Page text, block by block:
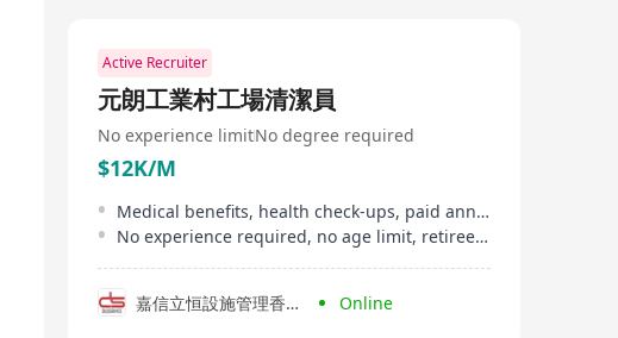
Active Recruiter
元朗工業村工場清潔員
No experience limitNo degree required
$12K/M
Medical benefits, health check-ups, paid annual leave, etc
No experience required, no age limit, retirees welcome
嘉信立恒設施管理香港有限公司 Online